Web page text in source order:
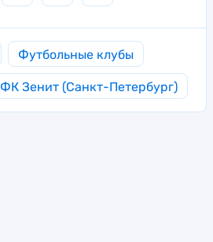
Футбольные клубы
ФК Зенит (Санкт-Петербург)